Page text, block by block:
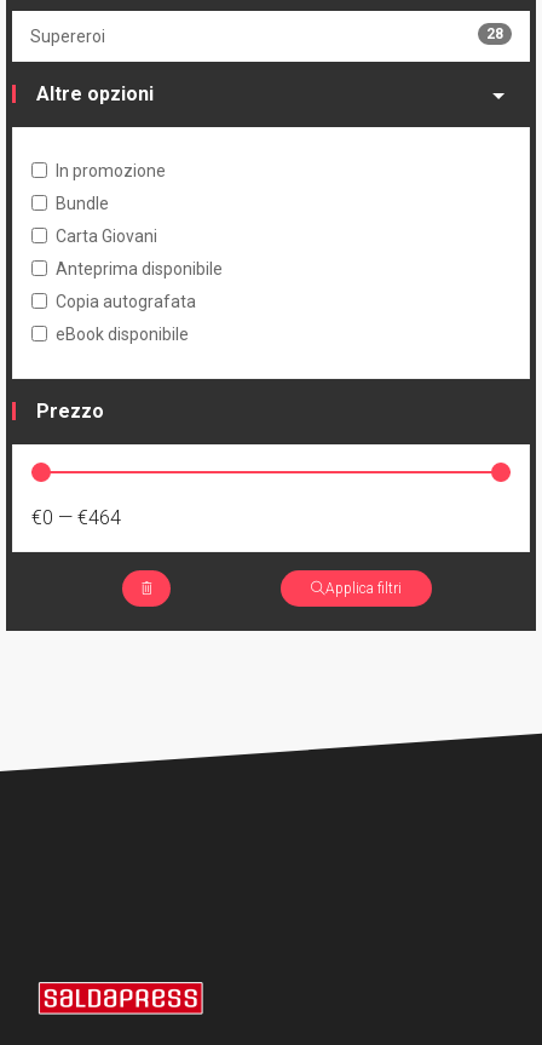
John Rauch 3
Cory Walker 25
Cartonato oversized variant 9
Supereroi 28
Altre opzioni
In promozione
Bundle
Carta Giovani
Anteprima disponibile
Copia autografata
eBook disponibile
Prezzo
€0 — €464
Applica filtri